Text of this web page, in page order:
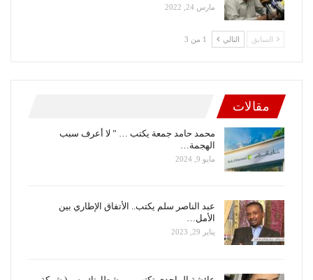
مارس 24, 2022
السابق التالي 1 من 3
مقالات
محمد حامد جمعة يكتب … ” لا أعرف سبب
الهجمة…
مايو 9, 2024
عبد الناصر سلم يكتب.. الأتفاق الإطاري بين
الأمل…
يناير 29, 2023